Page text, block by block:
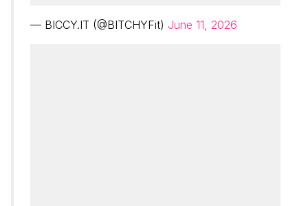
— BICCY.IT (@BITCHYFit) June 11, 2026